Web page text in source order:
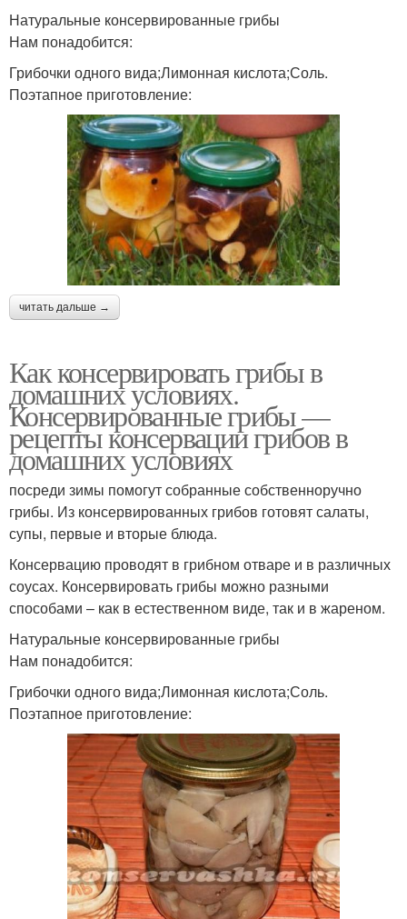
Натуральные консервированные грибы
Нам понадобится:
Грибочки одного вида;Лимонная кислота;Соль.
Поэтапное приготовление:
читать дальше →
Как консервировать грибы в
домашних условиях.
Консервированные грибы —
рецепты консервации грибов в
домашних условиях
посреди зимы помогут собранные собственноручно
грибы. Из консервированных грибов готовят салаты,
супы, первые и вторые блюда.
Консервацию проводят в грибном отваре и в различных
соусах. Консервировать грибы можно разными
способами – как в естественном виде, так и в жареном.
Натуральные консервированные грибы
Нам понадобится:
Грибочки одного вида;Лимонная кислота;Соль.
Поэтапное приготовление: